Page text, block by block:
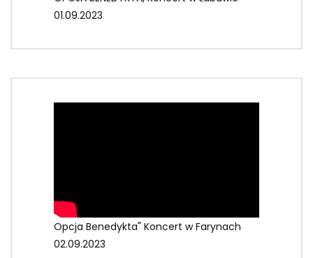
01.09.2023
Opcja Benedykta" Koncert w Farynach
02.09.2023